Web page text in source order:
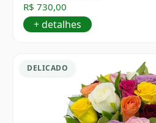
R$ 730,00
+ detalhes
DELICADO